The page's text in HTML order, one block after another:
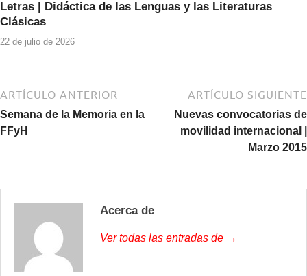
Letras | Didáctica de las Lenguas y las Literaturas
Clásicas
22 de julio de 2026
ARTÍCULO ANTERIOR
Semana de la Memoria en la
FFyH
ARTÍCULO SIGUIENTE
Nuevas convocatorias de
movilidad internacional |
Marzo 2015
Acerca de
Ver todas las entradas de →